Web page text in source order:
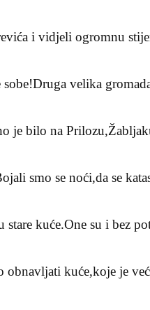
i vidjeli ogromnu
velika
je bilo na
smo se noći,da se
stare kuće.One su i bez
obnavljati kuće,koje je